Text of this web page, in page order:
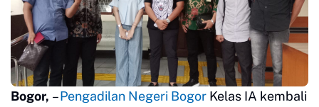
Bogor, –Pengadilan Negeri Bogor Kelas IA kembali